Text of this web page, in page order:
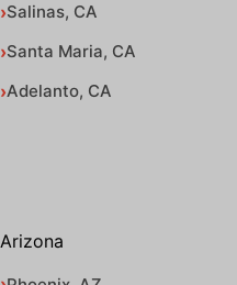
Salinas, CA
Santa Maria, CA
Adelanto, CA
Arizona